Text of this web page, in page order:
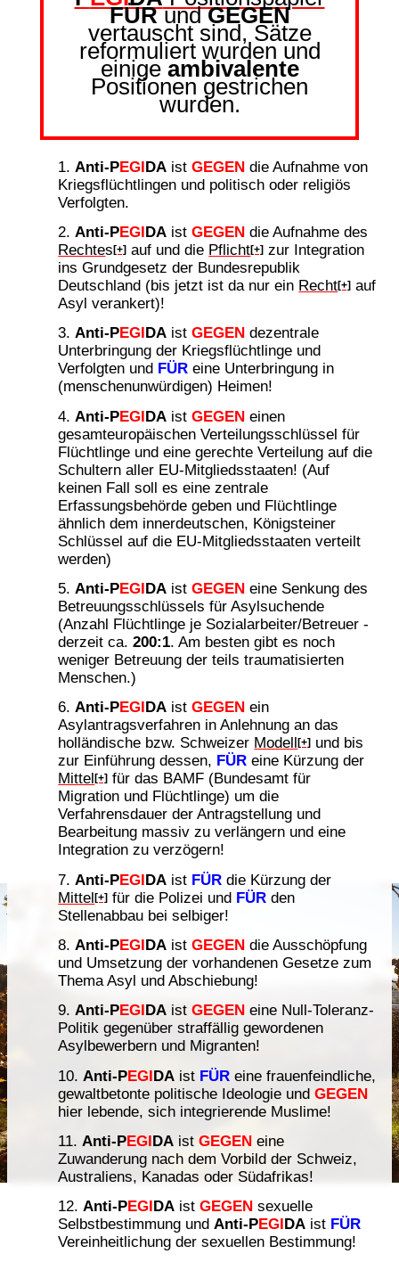
FÜRundGEGEN
vertauscht sind, Sätze
reformuliert wurden und
einige ambivalente
Positionen gestrichen
wurden.
Anti-PEGIDA istGEGEN die Aufnahme von
Kriegsflüchtlingen und politisch oder religiös
Verfolgten.
Anti-PEGIDA istGEGEN die Aufnahme des
Rechtes[+] auf und die Pflicht[+] zur Integration
ins Grundgesetz der Bundesrepublik
Deutschland (bis jetzt ist da nur ein Recht[+] auf
Asyl verankert)!
Anti-PEGIDA istGEGEN dezentrale
Unterbringung der Kriegsflüchtlinge und
Verfolgten und FÜR eine Unterbringung in
(menschenunwürdigen) Heimen!
Anti-PEGIDA istGEGEN einen
gesamteuropäischen Verteilungsschlüssel für
Flüchtlinge und eine gerechte Verteilung auf die
Schultern aller EU-Mitgliedsstaaten! (Auf
keinen Fall soll es eine zentrale
Erfassungsbehörde geben und Flüchtlinge
ähnlich dem innerdeutschen, Königsteiner
Schlüssel auf die EU-Mitgliedsstaaten verteilt
werden)
Anti-PEGIDA istGEGEN eine Senkung des
Betreuungsschlüssels für Asylsuchende
(Anzahl Flüchtlinge je Sozialarbeiter/Betreuer -
derzeit ca.200:1. Am besten gibt es noch
weniger Betreuung der teils traumatisierten
Menschen.)
Anti-PEGIDA istGEGEN ein
Asylantragsverfahren in Anlehnung an das
holländische bzw. Schweizer Modell[+] und bis
zur Einführung dessen, FÜR eine Kürzung der
Mittel[+] für das BAMF (Bundesamt für
Migration und Flüchtlinge) um die
Verfahrensdauer der Antragstellung und
Bearbeitung massiv zu verlängern und eine
Integration zu verzögern!
Anti-PEGIDA ist FÜR die Kürzung der
Mittel[+] für die Polizei und FÜR den
Stellenabbau bei selbiger!
Anti-PEGIDA istGEGEN die Ausschöpfung
und Umsetzung der vorhandenen Gesetze zum
Thema Asyl und Abschiebung!
Anti-PEGIDA istGEGEN eine Null-Toleranz-
Politik gegenüber straffällig gewordenen
Asylbewerbern und Migranten!
Anti-PEGIDA ist FÜR eine frauenfeindliche,
gewaltbetonte politische Ideologie undGEGEN
hier lebende, sich integrierende Muslime!
Anti-PEGIDA istGEGEN eine
Zuwanderung nach dem Vorbild der Schweiz,
Australiens, Kanadas oder Südafrikas!
Anti-PEGIDA istGEGEN sexuelle
Selbstbestimmung undAnti-PEGIDA ist FÜR
Vereinheitlichung der sexuellen Bestimmung!